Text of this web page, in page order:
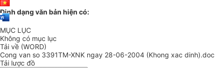
Định dạng văn bản hiện có:
MỤC LỤC
Không có mục lục
Tải về (WORD)
Cong van so 3391TM-XNK ngay 28-06-2004 (Khong xac dinh).doc
Tải lược đồ